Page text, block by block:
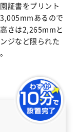
証書をプリント
あるので
さは2,265mmと
ジなど限られた